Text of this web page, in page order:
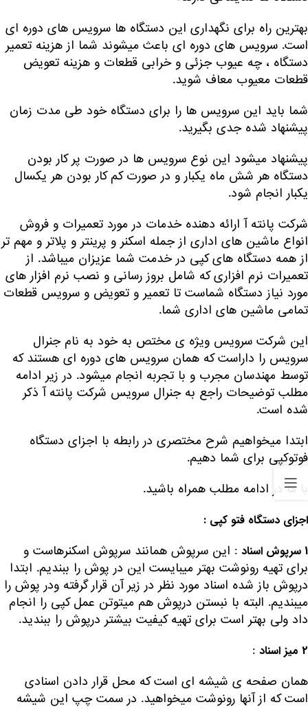
بهترین راه برای نگهداری این دستگاه ها سرویس های دوره ای
است. سرویس های دوره ای باعث میشوند شما از هزینه تعمیر
دستگاه ، چه عیوب جزئی و خرابی قطعات و هزینه تعویض
قطعات معیوب معاف شوید.
شما باید این سرویس ها را برای دستگاه خود طی مدت زمان
پیشنهاد شده جدی بگیرید.
پیشنهاد میشود این نوع سرویس ها در صورت پر کار بودن
دستگاه هر شش ماه یکبار و در صورت کم کار بودن هر یکسال
یکبار انجام شود.
شرکت پانته آ ارائه دهنده خدمات در مورد تعمیرات و فروش
انواع ماشین های اداری از جمله اسکنر و پرینتر و پلاتر و مهم تر
از همه دستگاه های کپی در خدمت شما عزیزان میباشد. از
تعمیرات نرم افزاری که شامل بروز رسانی و نصب نرم افزار های
مورد نیاز دستگاه شماست تا تعمیر و تعویض و سرویس قطعات
تمامی ماشین های اداری شما.
این شرکت سرویس ویژه ی مختص به خود به نام جنرال
سرویس را داراست که همان سرویس های دوره ای هستند که
توسط مهندسان مجرب و با تجربه انجام میشود. در زیر ادامه
مطلب توضیحات راجع به جنرال سرویس شرکت پانته آ ذکر
شده است.
ابتدا میخواهیم شرح مختصری در رابطه با اجزای دستگاه
فوتوکپی برای شما دهیم.
با ما در ادامه مطلب همراه باشید.
اجزای دستگاه فتو کپی :
1 سرپوش اسناد
: این سرپوش همانند سرپوش اسکنر‌هاست و
برای تهیه رونوشت بهتر میبایست این در پوش را ببندیم. ابتدا
درپوش باز شده اسناد مورد نظر در زیر آن قرار گرفته ودر پوش را
میبندیم. البته با نبستن درپوش هم میتوتن عمل کپی را انجام
داد ولی بهتر است برای تهیه کیفیت بیشتر درپوش را ببندید.
2 میز اسناد
:
همان صفحه ی شیشه ای است که محل قرار دادن اسنادی
است که از آنها رونوشت میخواهید. در سمت چپ این شیشه